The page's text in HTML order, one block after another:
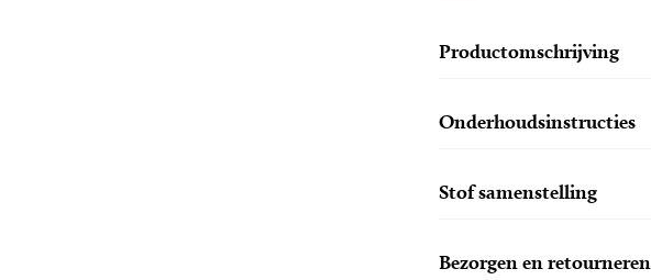
Productomschrijving
Onderhoudsinstructies
Stof samenstelling
Bezorgen en retourneren